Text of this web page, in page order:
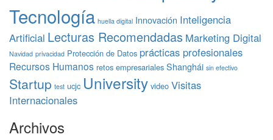
Tecnología huella digital Innovación Inteligencia
Artificial Lecturas Recomendadas Marketing Digital
Navidad privacidad Protección de Datos prácticas profesionales
Recursos Humanos retos empresariales Shanghái sin efectivo
Startup test ucjc University video Visitas
Internacionales
Archivos